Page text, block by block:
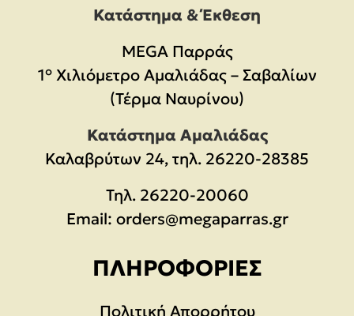
Κατάστημα & Έκθεση
MEGA Παρράς
1° Χιλιόμετρο Αμαλιάδας – Σαβαλίων
(Τέρμα Ναυρίνου)
Κατάστημα Αμαλιάδας
Καλαβρύτων 24, τηλ. 26220-28385
Τηλ. 26220-20060
Email: orders@megaparras.gr
ΠΛΗΡΟΦΟΡΊΕΣ
Πολιτική Απορρήτου